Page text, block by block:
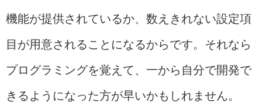
機能が提供されているか、数えきれない設定項
目が用意されることになるからです。それなら
プログラミングを覚えて、一から自分で開発で
きるようになった方が早いかもしれません。